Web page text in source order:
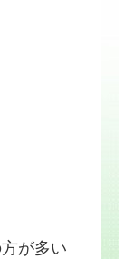
が多い